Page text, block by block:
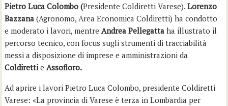
Pietro Luca Colombo (Presidente Coldiretti Varese).Lorenzo
Bazzana (Agronomo, Area Economica Coldiretti) ha condotto
e moderato i lavori, mentreAndrea Pellegatta ha illustrato il
percorso tecnico, con focus sugli strumenti di tracciabilità
messi a disposizione di imprese e amministrazioni da
ColdirettieAssofloro.
Ad aprire i lavori Pietro Luca Colombo, presidente Coldiretti
Varese: «La provincia di Varese è terza in Lombardia per